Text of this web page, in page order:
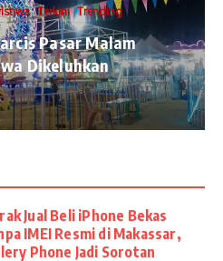
Terkini Trending
Pasar Malam
Dikeluhkan
Jual Beli iPhone Bekas
IMEI Resmi di Makassar,
Phone Jadi Sorotan